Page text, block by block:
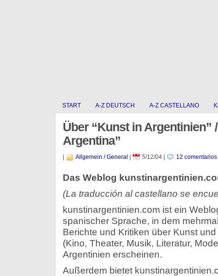
START A-Z DEUTSCH A-Z CASTELLANO
Über “Kunst in Argentinien”
Argentina”
Allgemein / General 5/12/04| 12 comentarios
Das Weblog
(La traducción al castellano se
kunstinargentinien.com ist ein
spanischer Sprache, in dem
Berichte und Kritiken über Kunst
(Kino, Theater, Musik, Literatur,
Argentinien erscheinen.
Außerdem bietet